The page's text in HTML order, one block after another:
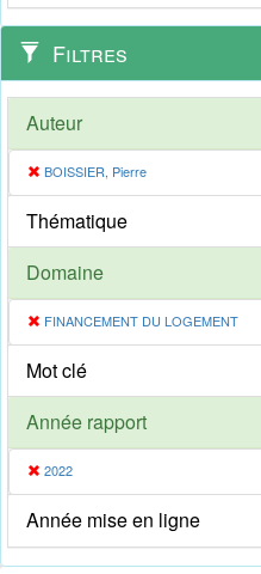
Filtres
Auteur
BOISSIER, Pierre
Thématique
Domaine
FINANCEMENT DU LOGEMENT
Mot clé
Année rapport
2022
Année mise en ligne